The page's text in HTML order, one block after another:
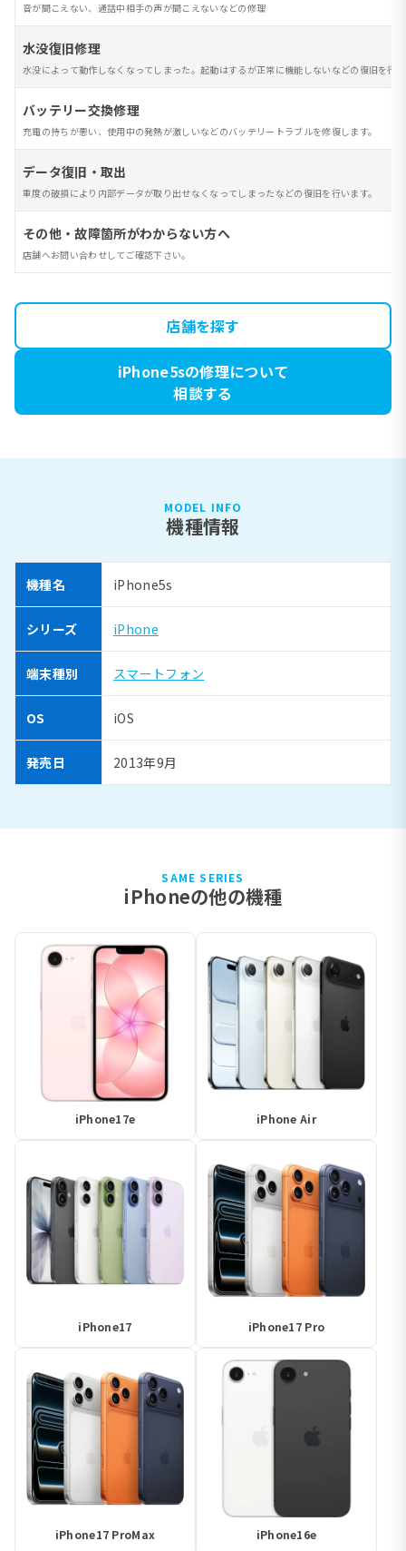
音が聞こえない、通話中相手の声が聞こえないなどの修理
水没復旧修理
水没によって動作しなくなってしまった。起動はするが正常に機能しないなどの復旧を行
バッテリー交換修理
充電の持ちが悪い、使用中の発熱が激しいなどのバッテリートラブルを修復します。
データ復旧・取出
重度の破損により内部データが取り出せなくなってしまったなどの復旧を行います。
その他・故障箇所がわからない方へ
店舗へお問い合わせしてご確認下さい。
店舗を探す
iPhone5sの修理について
相談する
MODEL INFO
機種情報
機種名 iPhone5s
シリーズ iPhone
端末種別 スマートフォン
OS iOS
発売日 2013年9月
SAME SERIES
iPhoneの他の機種
iPhone17e iPhone Air
iPhone17 iPhone17 Pro
iPhone17 ProMax iPhone16e